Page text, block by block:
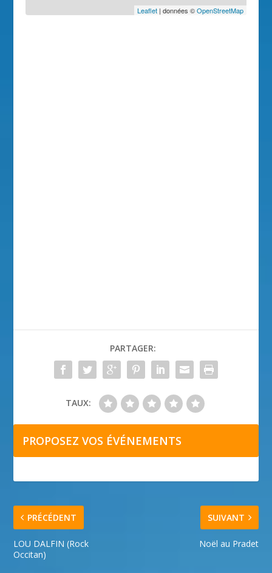
Leaflet| données ©OpenStreetMap
PARTAGER:
TAUX:
PROPOSEZ VOS ÉVÉNEMENTS
PRÉCÉDENT
LOU DALFIN (Rock
Occitan)
SUIVANT
Noël au Pradet